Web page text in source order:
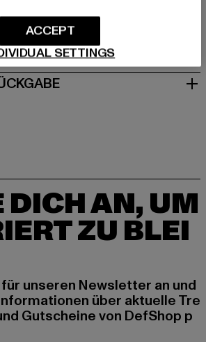
PASSFORM
DICH AN, UM
ZU BLEI
unseren Newsletter an und
über aktuelle Tre
Gutscheine von DefShop p
SETTINGS
ACCEPT